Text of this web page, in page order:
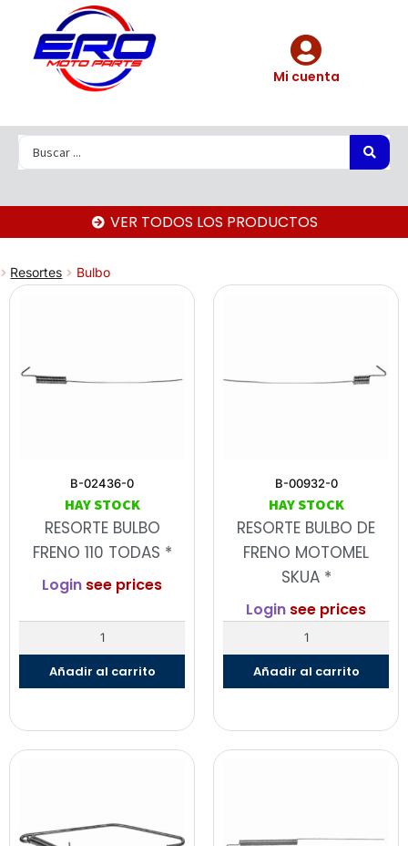
Mi cuenta
VER TODOS LOS PRODUCTOS
Resortes Bulbo
B-02436-0
HAY STOCK
RESORTE BULBO
FRENO 110 TODAS *
Login see prices
Añadir al carrito
B-00932-0
HAY STOCK
RESORTE BULBO DE
FRENO MOTOMEL
SKUA *
Login see prices
Añadir al carrito